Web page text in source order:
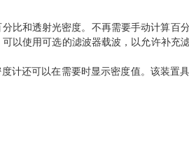
比和透射光密度。不再需要手动计算百
以使用可选的滤波器载波，以允许补充
计还可以在需要时显示密度值。该装置